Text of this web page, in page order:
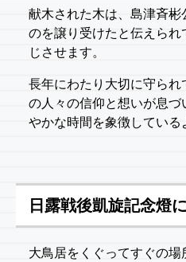
献木された木は、島津斉彬
のを譲り受けたと伝えら
じさせます。
長年にわたり大切に守ら
の人々の信仰と想いが息
やかな時間を象徴している
日露戦後凱旋記念燈
大鳥居をくぐってすぐの